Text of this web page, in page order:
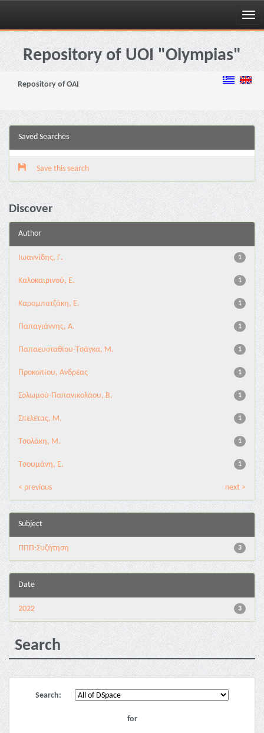
Skip
navigationRepository of UOI "Olympias"
Repository of OAI
Saved Searches
Save this search
Discover
Author
1
Ιωαννίδης, Γ.
1
Καλοκαιρινού, Ε.
1
Καραμπατζάκη, Ε.
1
Παπαγιάννης, Α.
1
Παπαευσταθίου-Τσάγκα, Μ.
1
Προκοπίου, Ανδρέας
1
Σολωμού-Παπανικολάου, Β.
1
Σπελέτας, Μ.
1
Τσολάκη, Μ.
1
Τσουμάνη, Ε.
< previous next >
Subject
3
ΠΠΠ-Συζήτηση
Date
3
2022
Search
Search:
for